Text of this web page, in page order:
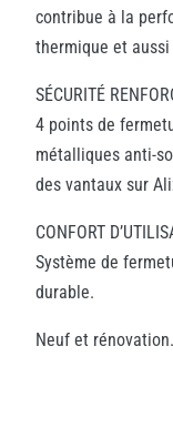
contribue à la
thermique et aussi
SÉCURITÉ
4 points de
métalliques anti-
des vantaux sur
CONFORT
Système de
durable.
Neuf et rénovation.